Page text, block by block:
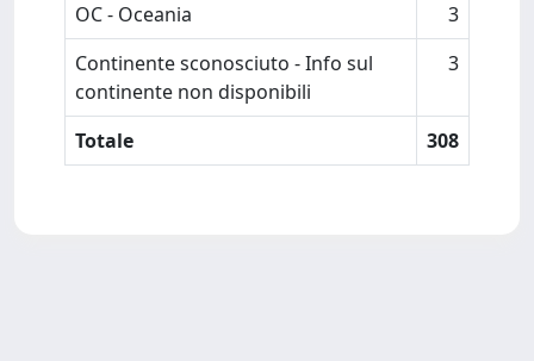
OC - Oceania
3
Continente sconosciuto - Info sul
continente non disponibili
3
Totale 308